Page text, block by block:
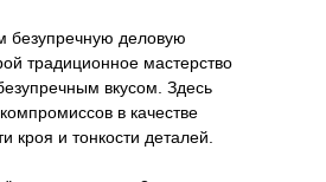
безупречную деловую
традиционное мастерство
вкусом. Здесь
в качестве
кроя и тонкости деталей.